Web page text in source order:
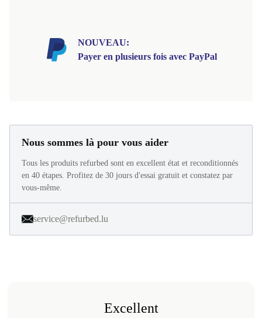
NOUVEAU:
Payer en plusieurs fois avec PayPal
Nous sommes là pour vous aider
Tous les produits refurbed sont en excellent état et reconditionnés
en 40 étapes. Profitez de 30 jours d'essai gratuit et constatez par
vous-même.
service@refurbed.lu
Excellent